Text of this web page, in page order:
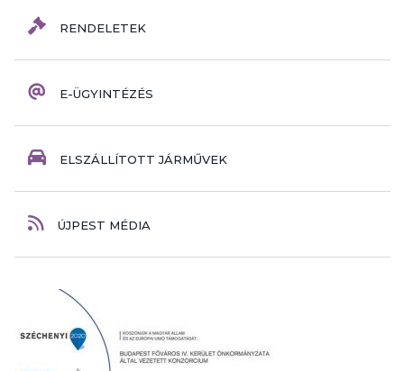
RENDELETEK
E-ÜGYINTÉZÉS
ELSZÁLLÍTOTT JÁRMŰVEK
ÚJPEST MÉDIA